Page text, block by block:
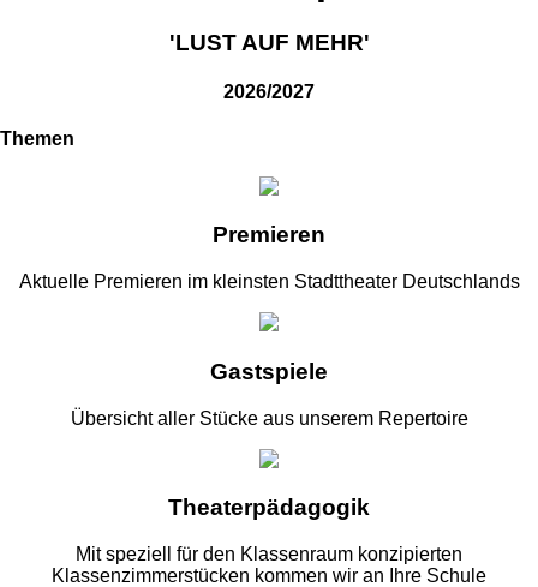
'LUST AUF MEHR'
2026/2027
Themen
Premieren
Aktuelle Premieren im kleinsten Stadttheater Deutschlands
Gastspiele
Übersicht aller Stücke aus unserem Repertoire
Theaterpädagogik
Mit speziell für den Klassenraum konzipierten
Klassenzimmerstücken kommen wir an Ihre Schule